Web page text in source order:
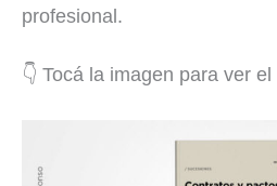
profesional.
👇 Tocá la imagen para ver